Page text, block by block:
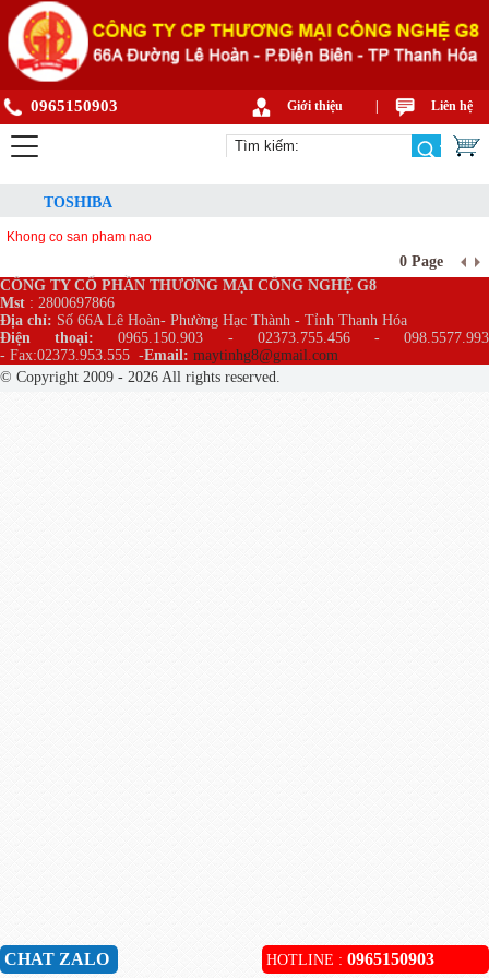
0965150903 Giới thiệu Liên hệ
TOSHIBA
Khong co san pham nao
0 Page
CÔNG TY CỔ PHẦN THƯƠNG MẠI CÔNG NGHỆ G8
Mst : 2800697866
Địa chỉ: Số 66A Lê Hoàn- Phường Hạc Thành - Tỉnh Thanh Hóa
Điện thoại: 0965.150.903 - 02373.755.456 - 098.5577.993
- Fax:02373.953.555 -Email: maytinhg8@gmail.com
© Copyright 2009 - 2026 All rights reserved.
CHAT ZALO HOTLINE : 0965150903